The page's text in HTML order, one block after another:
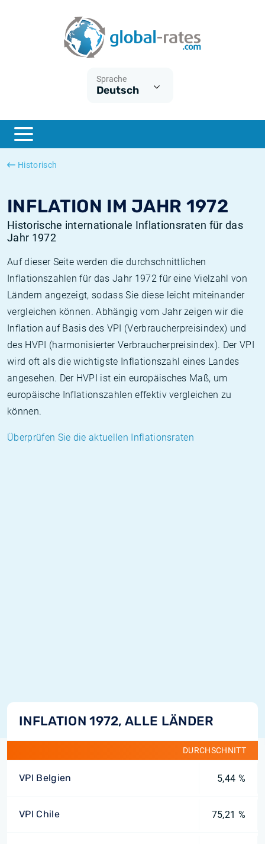
Sprache
Deutsch
Historisch
INFLATION IM JAHR 1972
Historische internationale Inflationsraten für das
Jahr 1972
Auf dieser Seite werden die durchschnittlichen
Inflationszahlen für das Jahr 1972 für eine Vielzahl von
Ländern angezeigt, sodass Sie diese leicht miteinander
vergleichen können. Abhängig vom Jahr zeigen wir die
Inflation auf Basis des VPI (Verbraucherpreisindex) und
des HVPI (harmonisierter Verbraucherpreisindex). Der VPI
wird oft als die wichtigste Inflationszahl eines Landes
angesehen. Der HVPI ist ein europäisches Maß, um
europäische Inflationszahlen effektiv vergleichen zu
können.
Überprüfen Sie die aktuellen Inflationsraten
INFLATION 1972, ALLE LÄNDER
DURCHSCHNITT
VPI Belgien 5,44 %
VPI Chile 75,21 %
ESTER
SONIA
Was ist die VPI-Inflation?
Was ist die HVPI-Inflation?
Deutsche inflation
Europäische inflation
Historische Euribor-Sätze
Historische ESTER-Sätze
Historische SOFR-Sätze
Historische SONIA-Sätze
Inflationsrechner